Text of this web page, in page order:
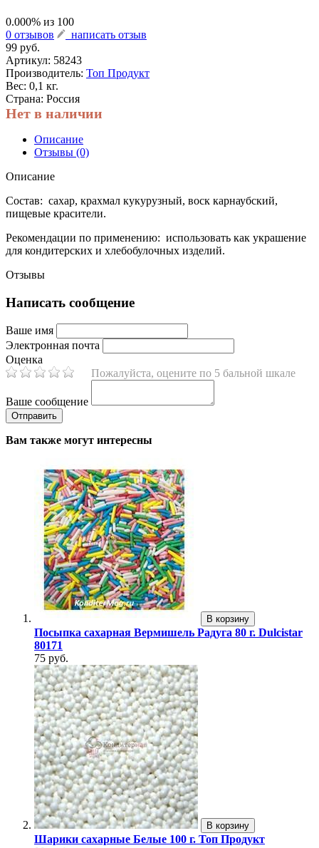
0.000% из 100
0 отзывов
написать отзыв
99 руб.
Артикул: 58243
Производитель: Топ Продукт
Вес: 0,1 кг.
Страна: Россия
Нет в наличии
Описание
Отзывы (0)
Описание
Состав: сахар, крахмал кукурузный, воск карнаубский,
пищевые красители.
Рекомендации по применению: использовать как украшение
для кондитерских и хлебобулочных изделий.
Отзывы
Написать сообщение
Ваше имя
Электронная почта
Оценка
Пожалуйста, оцените по 5 бальной шкале
Ваше сообщение
Вам также могут интересны
В корзину
Посыпка сахарная Вермишель Радуга 80 г. Dulcistar
80171
75 руб.
В корзину
Шарики сахарные Белые 100 г. Топ Продукт